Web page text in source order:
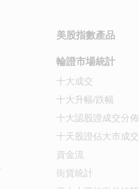
美股指數產品
輪證市場統計
十大成交
十大升幅/跌幅
十大認股證成交分佈
十天股證佔大市成交
資金流
街貨統計